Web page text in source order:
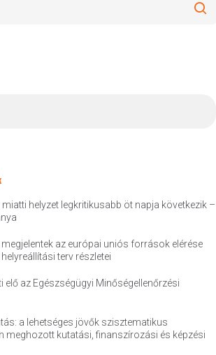
helyzet legkritikusabb öt napja következik –
az európai uniós források elérése
terv részletei
elő az Egészségügyi Minőségellenőrzési
a lehetséges jövők szisztematikus
meghozott kutatási, finanszírozási és képzési